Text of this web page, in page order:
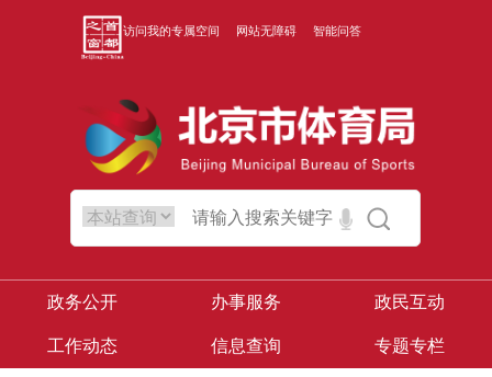
访问我的专属空间 网站无障碍 智能问答
政务公开 办事服务 政民互动
工作动态 信息查询 专题专栏